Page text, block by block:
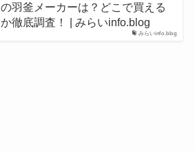
みらいinfo.blog
の羽釜メーカーは？どこで買える
か徹底調査！ | みらいinfo.blog